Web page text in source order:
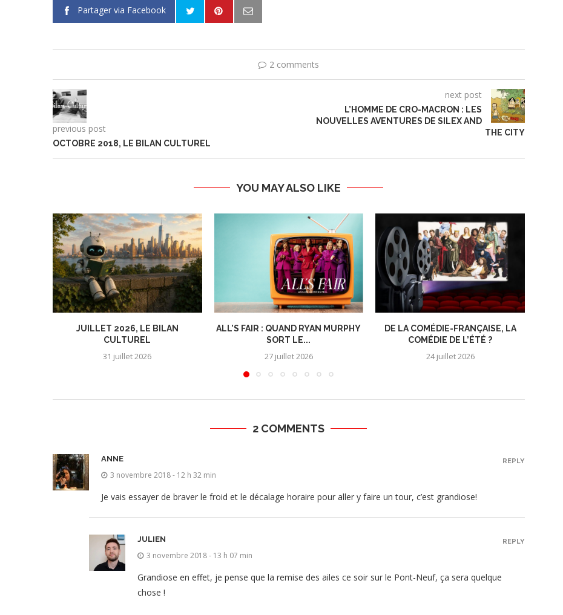
Partager via Facebook
2 comments
previous post
OCTOBRE 2018, LE BILAN CULTUREL
next post
L’HOMME DE CRO-MACRON : LES
NOUVELLES AVENTURES DE SILEX AND
THE CITY
YOU MAY ALSO LIKE
JUILLET 2026, LE BILAN
CULTUREL
31 juillet 2026
ALL’S FAIR : QUAND RYAN MURPHY
SORT LE...
27 juillet 2026
DE LA COMÉDIE-FRANÇAISE, LA
COMÉDIE DE L’ÉTÉ ?
24 juillet 2026
2 COMMENTS
ANNE
3 novembre 2018 - 12 h 32 min
Je vais essayer de braver le froid et le décalage horaire pour aller y faire un tour, c’est grandiose!
REPLY
JULIEN
3 novembre 2018 - 13 h 07 min
Grandiose en effet, je pense que la remise des ailes ce soir sur le Pont-Neuf, ça sera quelque
chose !
REPLY